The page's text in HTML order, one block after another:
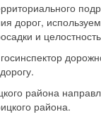
дорог,
и
района
района.